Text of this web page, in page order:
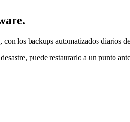
, con los backups automatizados diarios
puede restaurarlo a un punto